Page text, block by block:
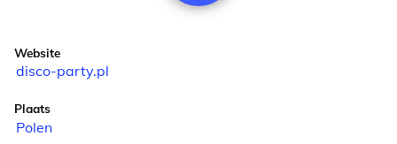
Website
disco-party.pl
Plaats
Polen